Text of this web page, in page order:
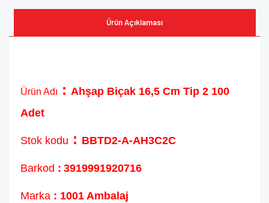
Ürün Açıklaması
Ürün Adı : Ahşap Biçak 16,5 Cm Tip 2 100
Adet
Stok kodu : BBTD2-A-AH3C2C
Barkod : 3919991920716
Marka : 1001 Ambalaj